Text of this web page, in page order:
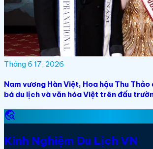
Tháng 6 17, 2026
Nam vương Hàn Việt, Hoa hậu Thu
bá du lịch và văn hóa Việt trên đấu
travel_explore
Kinh Nghiệm Du Lịch VN